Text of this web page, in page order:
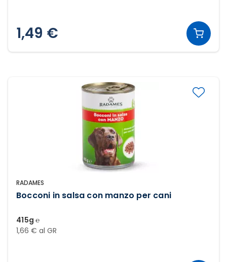
1,49 €
RADAMES
Bocconi in salsa con manzo per cani
415g ℮
1,66 € al GR